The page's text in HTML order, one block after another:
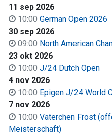
11 sep 2026
10:00 German Open 2026
30 sep 2026
09:00 North American
23 okt 2026
10:00 J/24 Dutch Open
4 nov 2026
10:00 Epigen J/24 World
7 nov 2026
10:00 Väter­chen Frost
Meisterschaft)